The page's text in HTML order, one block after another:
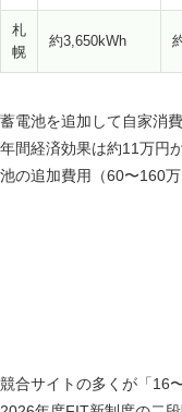
札
幌
約3,650kWh
蓄電池を追加して自家消
年間経済効果は約11万円
池の追加費用（60〜160
競合サイトの多くが「16